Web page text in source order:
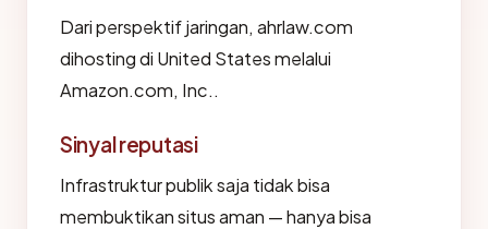
Dari perspektif jaringan, ahrlaw.com
dihosting di United States melalui
Amazon.com, Inc..
Sinyal reputasi
Infrastruktur publik saja tidak bisa
membuktikan situs aman — hanya bisa